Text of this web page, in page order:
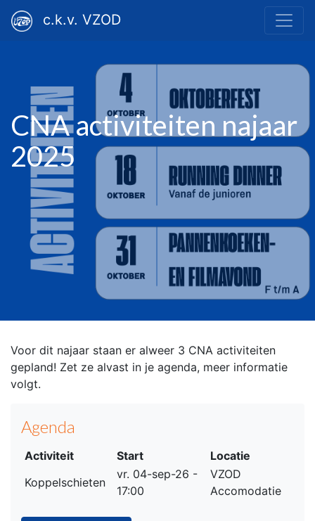
c.k.v. VZOD
CNA activiteiten najaar
2025
Voor dit najaar staan er alweer 3 CNA activiteiten
gepland! Zet ze alvast in je agenda, meer informatie
volgt.
Agenda
Activiteit Start
Locatie
Koppelschieten
vr. 04-sep-26 -
17:00
VZOD
Accomodatie